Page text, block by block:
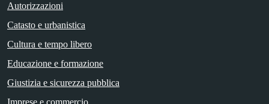
Autorizzazioni
Catasto e urbanistica
Cultura e tempo libero
Educazione e formazione
Giustizia e sicurezza pubblica